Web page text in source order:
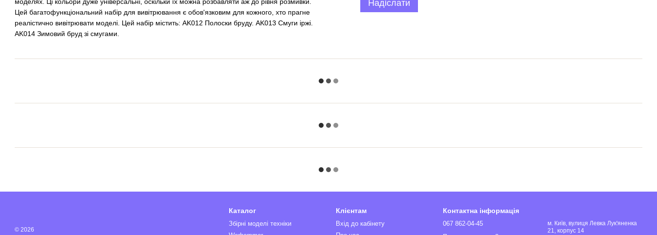
Цей багатофункціональний набір для вивітрювання є обов'язковим для кожного, хто прагне
реалістично вивітрювати моделі. Цей набір містить: AK012 Полоски бруду. AK013 Смуги іржі.
AK014 Зимовий бруд зі смугами.
Надіслати
© 2026
Каталог
Збірні моделі техніки
Клієнтам
Вхід до кабінету
Контактна інформація
067 862-04-45
м. Київ, вулиця Левка Лук'яненка
21, корпус 14